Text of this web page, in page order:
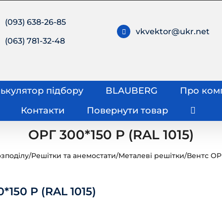
(093) 638-26-85
(063) 781-32-48
vkvektor@ukr.net
підбору BLAUBERG
Про
Контакти
Повернути товар
ОРГ 300*150 Р (RAL 1015)
/Решітки та анемостати/Металеві решітки/Вентс
Р (RAL 1015)